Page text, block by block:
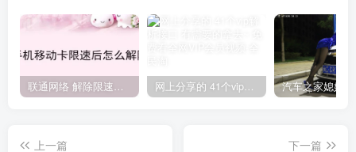
联通网络 解除限速方法参考！畅享、畅玩、老白干等及其它地区自测了 网上分享的 41个vip解析接口 有需要的拿去~ 免费看全网VIP会员视频
上一篇
下一篇